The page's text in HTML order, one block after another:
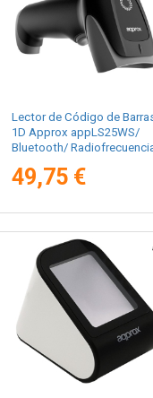
Lector de Código de
1D Approx appLS25WS/
Bluetooth/
49,75 €